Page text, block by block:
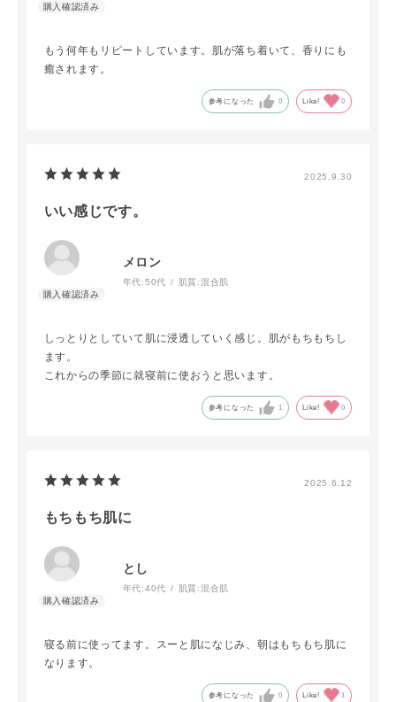
もう何年もリピートしています。肌が落ち着いて、香りにも
癒されます。
参考になった 0 Like! 0
2025.9.30
いい感じです。
メロン
年代:50代 肌質:混合肌
しっとりとしていて肌に浸透していく感じ。肌がもちもちし
ます。
これからの季節に就寝前に使おうと思います。
参考になった 1 Like! 0
2025.6.12
もちもち肌に
とし
年代:40代 肌質:混合肌
寝る前に使ってます。スーと肌になじみ、朝はもちもち肌に
なります。
参考になった 0 Like! 1